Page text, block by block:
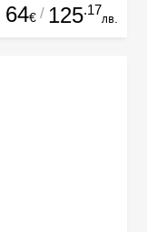
64€ / 125.17
лв.